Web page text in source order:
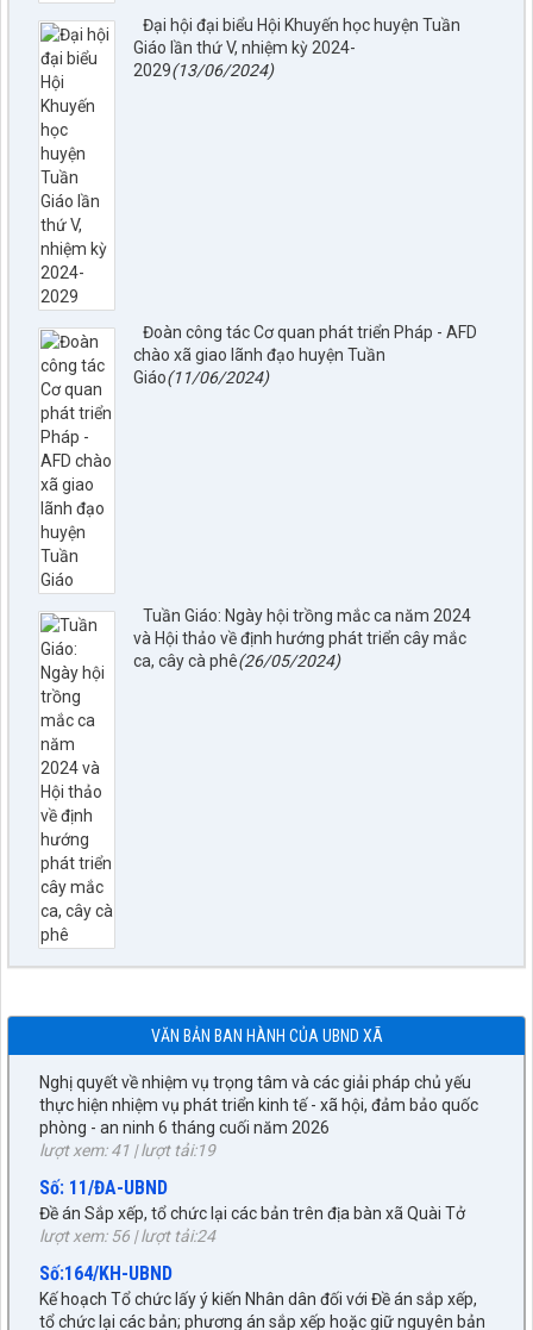
Đại hội đại biểu Hội Khuyến học huyện Tuần
Giáo lần thứ V, nhiệm kỳ 2024-
2029(13/06/2024)
Đoàn công tác Cơ quan phát triển Pháp - AFD
chào xã giao lãnh đạo huyện Tuần
Giáo(11/06/2024)
Tuần Giáo: Ngày hội trồng mắc ca năm 2024
và Hội thảo về định hướng phát triển cây mắc
ca, cây cà phê(26/05/2024)
VĂN BẢN BAN HÀNH CỦA UBND XÃ
Số: 67/TB-UBND
Thông báo về việc Công bố, công khai Quy hoạch chung xã
Quài Tở, tỉnh Điện Biên đến năm 2045
lượt xem: 28 | lượt tải:1229
Số:77/NQ-HĐND
Nghị quyết về việc sắp xếp, tổ chức lại các bản trên địa bàn xã
Số:76/NQ-HĐND
Nghị quyết về nhiệm vụ trọng tâm và các giải pháp chủ yếu
phòng - an ninh 6 tháng cuối năm 2026
lượt xem: 41 | lượt tải:19
Số: 11/ĐA-UBND
Đề án Sắp xếp, tổ chức lại các bản trên địa bàn xã Quài Tở
lượt xem: 56 | lượt tải:24
Số:164/KH-UBND
Kế hoạch Tổ chức lấy ý kiến Nhân dân đối với Đề án sắp xếp,
tổ chức lại các bản; phương án sắp xếp hoặc giữ nguyên bản
trên địa bàn xã Quài Tở